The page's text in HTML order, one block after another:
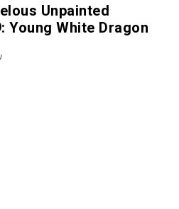
Unpainted
Young White Dragon